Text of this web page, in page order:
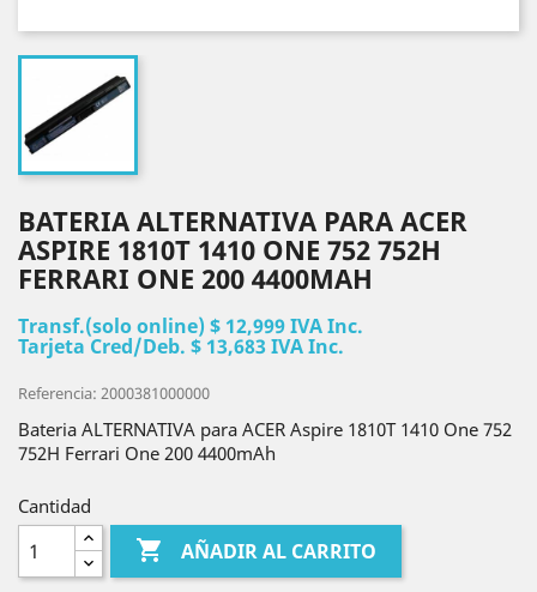
BATERIA ALTERNATIVA PARA ACER
ASPIRE 1810T 1410 ONE 752 752H
FERRARI ONE 200 4400MAH
Transf.(solo online) $ 12,999 IVA Inc.
Tarjeta Cred/Deb. $ 13,683 IVA Inc.
Referencia: 2000381000000
Bateria ALTERNATIVA para ACER Aspire 1810T 1410 One 752
752H Ferrari One 200 4400mAh
Cantidad
 AÑADIR AL CARRITO